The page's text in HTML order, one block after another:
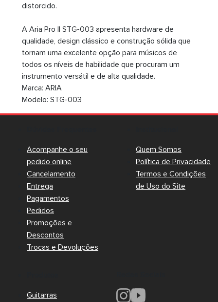
distorcido.
A Aria Pro II STG-003 apresenta hardware de
qualidade, design clássico e construção sólida que
tornam uma excelente opção para músicos de
todos os níveis de habilidade que procuram um
instrumento versátil e de alta qualidade.
Marca: ARIA
Modelo: STG-003
Acompanhe o seu
pedido online
Cancelamento
Entrega
Pagamentos
Pedidos
Promoções e
Descontos
Trocas e Devoluções
Quem Somos
Política de Privacidade
Termos e Condições
de Uso do Site
Guitarras